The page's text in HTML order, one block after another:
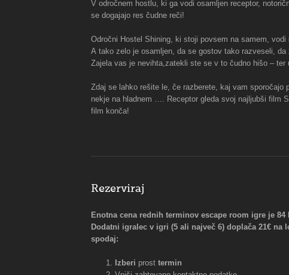
V odročnem hostlu, ki ga vodi osamljen receptor,
se dogajajo res čudne reči!
Odročni Hostel Shining, ki stoji povsem na samem,
A tako zelo je osamljen, da se gostov tako razveseli,
Zajela vas je nevihta,zatekli ste se v to čudno hišo – ter
Zdaj se lahko rešite le, če razberete, kaj vam
nekje na hladnem …. Receptor gleda svoj najljubši film
film konča!
Rezerviraj
Enotna cena rednih terminov escape room igre je
Dodatni igralec v igri (5 ali največ 6) doplača 21€
spodaj:
Izberi prost termin